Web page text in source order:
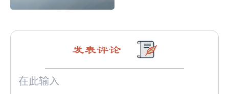
发表评论